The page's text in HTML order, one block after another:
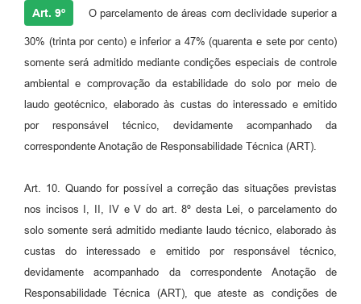
Art. 9º O parcelamento de áreas com declividade superior a
30% (trinta por cento) e inferior a 47% (quarenta e sete por cento)
somente será admitido mediante condições especiais de controle
ambiental e comprovação da estabilidade do solo por meio de
laudo geotécnico, elaborado às custas do interessado e emitido
por responsável técnico, devidamente acompanhado da
correspondente Anotação de Responsabilidade Técnica (ART).
Art. 10. Quando for possível a correção das situações previstas
nos incisos I, II, IV e V do art. 8º desta Lei, o parcelamento do
solo somente será admitido mediante laudo técnico, elaborado às
custas do interessado e emitido por responsável técnico,
devidamente acompanhado da correspondente Anotação de
Responsabilidade Técnica (ART), que ateste as condições de